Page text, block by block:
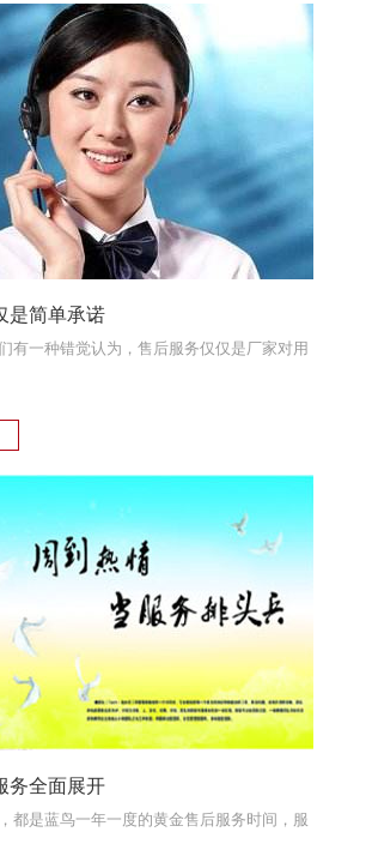
是简单承诺
一种错觉认为，售后服务仅仅是厂家对用
务全面展开
是蓝鸟一年一度的黄金售后服务时间，服